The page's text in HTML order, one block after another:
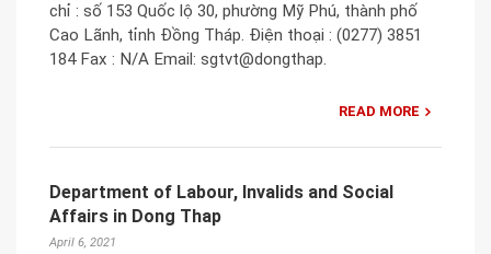
chỉ : số 153 Quốc lộ 30, phường Mỹ Phú, thành phố
Cao Lãnh, tỉnh Đồng Tháp. Điện thoại : (0277) 3851
184 Fax : N/A Email: sgtvt@dongthap.
READ MORE
Department of Labour, Invalids and Social
Affairs in Dong Thap
April 6, 2021